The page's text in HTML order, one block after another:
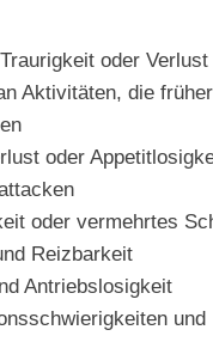
oder Verlust
Aktivitäten, die
oder
oder vermehrtes
Reizbarkeit
Antriebslosigkeit
und